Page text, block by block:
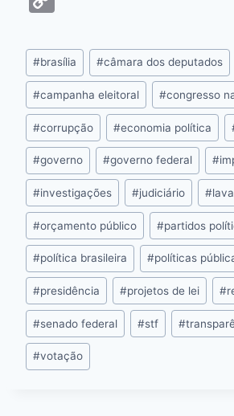
e
b
o
o
k
s
e
n
g
er
s
A
p
p
a
d
s
er
p
y
Li
n
k
#brasília #câmara dos deputados
#campanha eleitoral #congresso
#corrupção #economia política
#governo #governo federal #
#investigações #judiciário #
#orçamento público #partidos
#política brasileira #políticas
#presidência #projetos de lei #
#senado federal #stf #
#votação